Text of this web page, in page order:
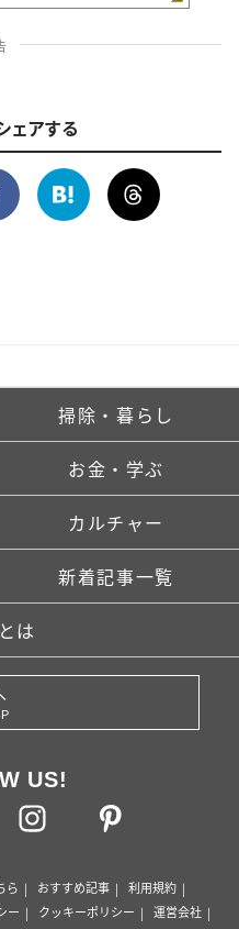
ェアする
掃除・暮らし
お金・学ぶ
カルチャー
新着記事一覧
は
US!
ら おすすめ記事
利用規約
ー クッキーポリシー
運営会社